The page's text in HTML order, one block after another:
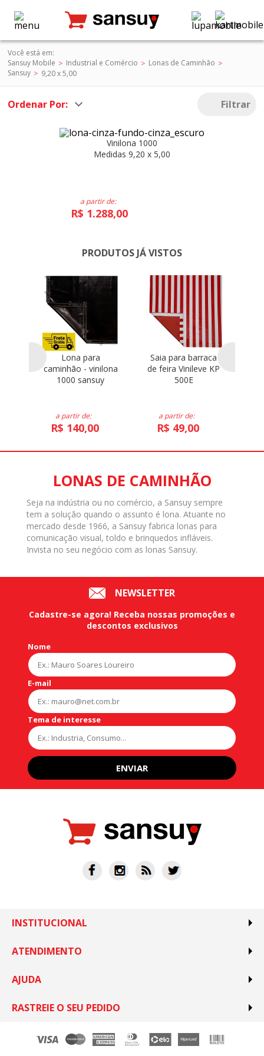
Você está em:
Sansuy Mobile
Industrial e Comércio
Lonas de Caminhão
Sansuy
9,20 x 5,00
Ordenar Por: Filtrar
Vinilona 1000
Medidas 9,20 x 5,00
a partir de:
R$ 1.288,00
PRODUTOS JÁ VISTOS
Lona para
caminhão - vinilona
1000 sansuy
a partir de:
R$ 140,00
Saia para barraca
de feira Vinileve KP
500E
a partir de:
R$ 49,00
LONAS DE CAMINHÃO
Seja na indústria ou no comércio, a Sansuy sempre
tem a solução quando o assunto é lona. Atuante no
mercado desde 1966, a Sansuy fabrica lonas para
comunicação visual, toldo e brinquedos infláveis.
Invista no seu negócio com as lonas Sansuy.
NEWSLETTER
Cadastre-se agora! Receba nossas promoções e
descontos exclusivos
Nome
E-mail
Tema de interesse
ENVIAR
INSTITUCIONAL
ATENDIMENTO
(11) 99638-0772
São Paulo
AJUDA
RASTREIE O SEU PEDIDO